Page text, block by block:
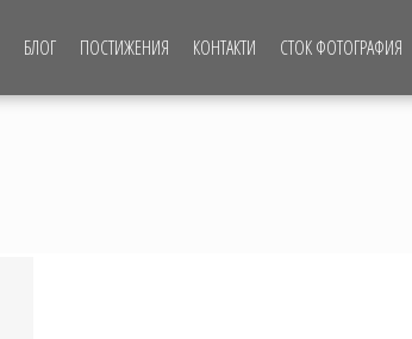
БЛОГ ПОСТИЖЕНИЯ КОНТАКТИ СТОК ФОТОГРАФИЯ